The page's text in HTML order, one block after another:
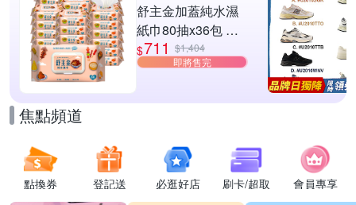
舒主金加蓋純水濕
紙巾80抽x36包 台
灣製 濕巾
$711 $1,404
即將售完
焦點頻道
點換券 登記送 必逛好店 刷卡/超取 會員專享